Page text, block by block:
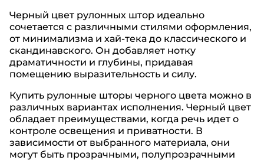
Черный цвет рулонных штор идеально
сочетается с различными стилями оформления,
от минимализма и хай-тека до классического и
скандинавского. Он добавляет нотку
драматичности и глубины, придавая
помещению выразительность и силу.
Купить рулонные шторы черного цвета можно в
различных вариантах исполнения. Черный цвет
обладает преимуществами, когда речь идет о
контроле освещения и приватности. В
зависимости от выбранного материала, они
могут быть прозрачными, полупрозрачными